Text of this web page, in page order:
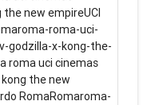
new empireUCI
roma-uci-
godzilla-x-kong-the-
roma uci cinemas
the new
RomaRomaroma-